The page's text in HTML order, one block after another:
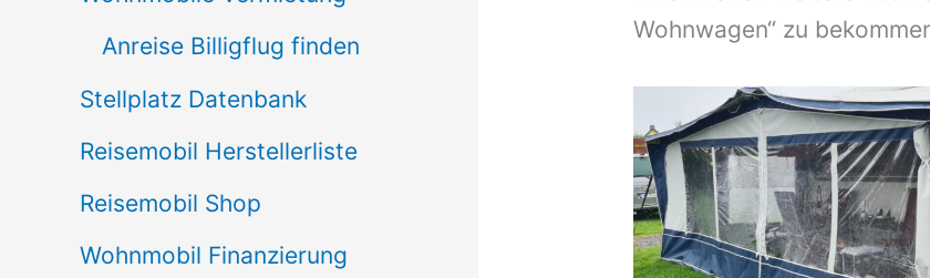
Anreise Billigflug finden
Stellplatz Datenbank
Reisemobil Herstellerliste
Reisemobil Shop
Wohnmobil Finanzierung
Wohnwagen“ zu